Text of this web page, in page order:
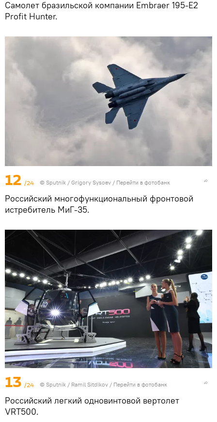
Самолет бразильской компании Embraer 195-E2
Profit Hunter.
12 /24 © Sputnik / Grigory Sysoev / Перейти в фотобанк
Российский многофункциональный фронтовой
истребитель МиГ-35.
13 /24 © Sputnik / Ramil Sitdikov / Перейти в фотобанк
Российский легкий одновинтовой вертолет
VRT500.